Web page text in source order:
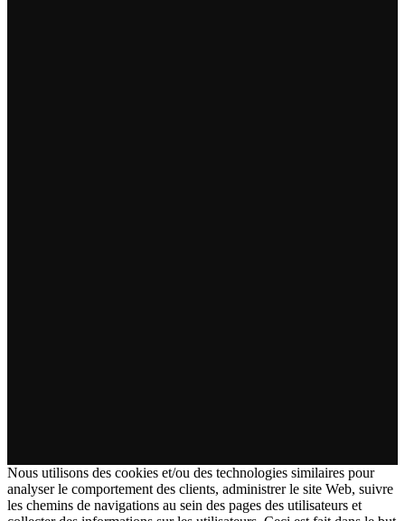
Nous utilisons des cookies et/ou des technologies similaires pour
analyser le comportement des clients, administrer le site Web, suivre
les chemins de navigations au sein des pages des utilisateurs et